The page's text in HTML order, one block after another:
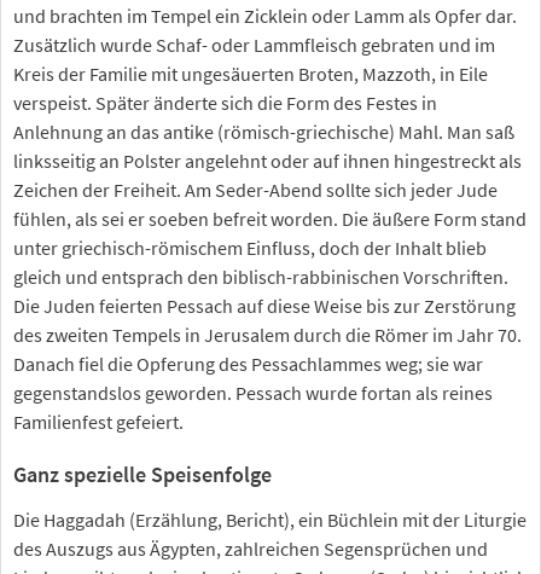
und brachten im Tempel ein Zicklein oder Lamm als Opfer dar.
Zusätzlich wurde Schaf- oder Lammfleisch gebraten und im
Kreis der Familie mit ungesäuerten Broten, Mazzoth, in Eile
verspeist. Später änderte sich die Form des Festes in
Anlehnung an das antike (römisch-griechische) Mahl. Man saß
linksseitig an Polster angelehnt oder auf ihnen hingestreckt als
Zeichen der Freiheit. Am Seder-Abend sollte sich jeder Jude
fühlen, als sei er soeben befreit worden. Die äußere Form stand
unter griechisch-römischem Einfluss, doch der Inhalt blieb
gleich und entsprach den biblisch-rabbinischen Vorschriften.
Die Juden feierten Pessach auf diese Weise bis zur Zerstörung
des zweiten Tempels in Jerusalem durch die Römer im Jahr 70.
Danach fiel die Opferung des Pessachlammes weg; sie war
gegenstandslos geworden. Pessach wurde fortan als reines
Familienfest gefeiert.
Ganz spezielle Speisenfolge
Die Haggadah (Erzählung, Bericht), ein Büchlein mit der Liturgie
des Auszugs aus Ägypten, zahlreichen Segensprüchen und